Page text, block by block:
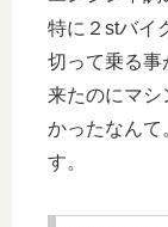
特に２stバイ
切って乗る事
来たのにマシ
かったなんて
す。